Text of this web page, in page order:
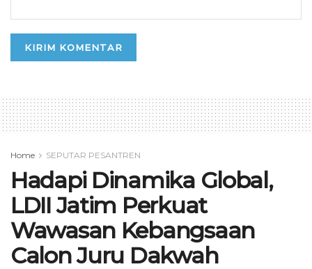
Home SEPUTAR PESANTREN
Hadapi Dinamika Global,
LDII Jatim Perkuat
Wawasan Kebangsaan
Calon Juru Dakwah